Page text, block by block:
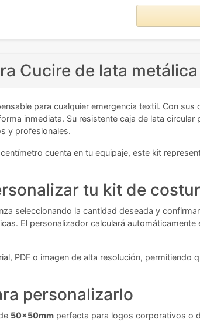
Cucire de lata
para cualquier emergencia textil. Con
inmediata. Su resistente caja de lata
y profesionales.
cuenta en tu equipaje, este kit
tu kit de
seleccionando la cantidad deseada y
El personalizador calculará
PDF o imagen de alta resolución,
personalizarlo
50x50mm perfecta para logos corporativos o